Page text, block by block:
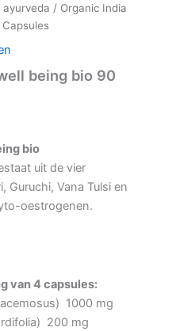
ayurveda / Organic India
being bio 90
bio
uit de vier
Guruchi, Vana Tulsi en
oestrogenen.
van 4 capsules:
1000 mg
200 mg